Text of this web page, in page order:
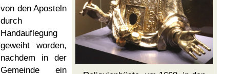
von den Aposteln
durch
Handauflegung
geweiht worden,
nachdem in der
Gemeinde ein